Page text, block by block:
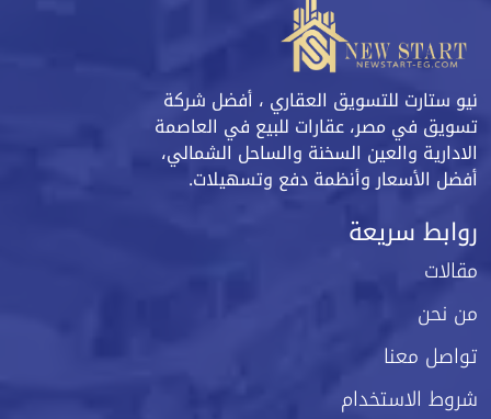
نيو ستارت للتسويق العقاري ، أفضل شركة
تسويق في مصر، عقارات للبيع في العاصمة
الادارية والعين السخنة والساحل الشمالي،
أفضل الأسعار وأنظمة دفع وتسهيلات.
روابط سريعة
مقالات
من نحن
تواصل معنا
شروط الاستخدام